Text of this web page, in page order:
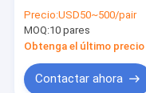
los flotadores de la
tubería del agua
Precio:USD50~500/pair
MOQ:10 pares
Obtenga el último precio
Contactar ahora